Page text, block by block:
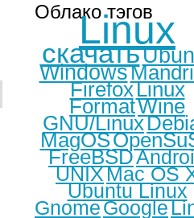
Облако тэгов
Linux
скачать
Windows
FirefoxLinux
FormatWine
GNU/Linux
MagOS
FreeBSD
UNIXMac OS
Ubuntu Linux
GnomeGoogle